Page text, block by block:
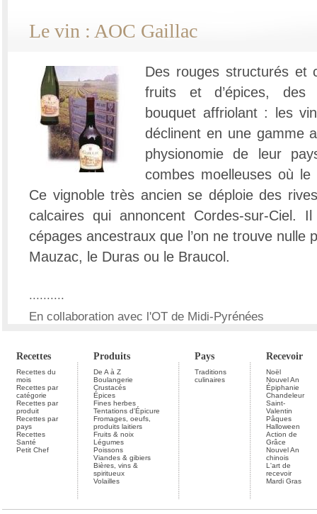
Le vin : AOC Gaillac
Des rouges structurés et
fruits et d’épices, des
bouquet affriolant : les
déclinent en une gamme
physionomie de leur
combes moelleuses où
Ce vignoble très ancien se déploie des
calcaires qui annoncent Cordes-sur-Ciel.
cépages ancestraux que l’on ne trouve nulle
Mauzac, le Duras ou le Braucol.
..........
En collaboration avec l'OT de Midi-Pyrénées
Recettes Produits Pays Recevoir
Recettes du
mois
Recettes par
catégorie
Recettes par
produit
Recettes par
pays
Recettes
Santé
Petit Chef
De A à Z
Boulangerie
Crustacés
Épices
Fines herbes
Tentations d'Épicure
Fromages, oeufs,
produits laitiers
Fruits & noix
Légumes
Poissons
Viandes & gibiers
Bières, vins &
spiritueux
Volailles
Traditions
culinaires
Noël
Nouvel An
Épiphanie
Chandeleur
Saint-
Valentin
Pâques
Halloween
Action de
Grâce
Nouvel An
chinois
L'art de
recevoir
Mardi Gras